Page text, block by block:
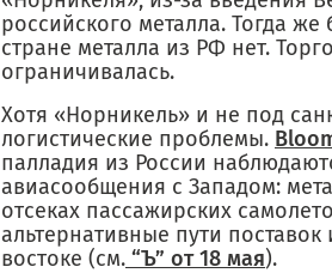
российского металла. Тогда
стране металла из РФ нет.
ограничивалась.
Хотя «Норникель» и не под
логистические проблемы.
палладия из России
авиасообщения с Западом:
отсеках пассажирских
альтернативные пути
востоке (см. “Ъ” от 18 мая).